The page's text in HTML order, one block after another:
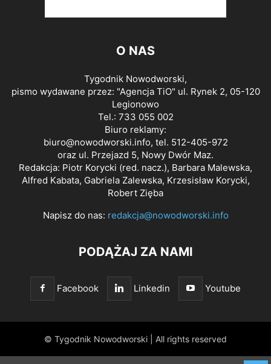
O NAS
Tygodnik Nowodworski,
pismo wydawane przez: "Agencja TiO" ul. Rynek 2, 05-120
Legionowo
Tel.: 733 055 002
Biuro reklamy:
biuro@nowodworski.info, tel. 512-405-972
oraz ul. Przejazd 5, Nowy Dwór Maz.
Redakcja: Piotr Korycki (red. nacz.), Barbara Malewska,
Alfred Kabata, Gabriela Zalewska, Krzesisław Korycki,
Robert Zięba
Napisz do nas: redakcja@nowodworski.info
PODĄŻAJ ZA NAMI
Facebook Linkedin Youtube
© Tygodnik Nowodworski | All rights reserved